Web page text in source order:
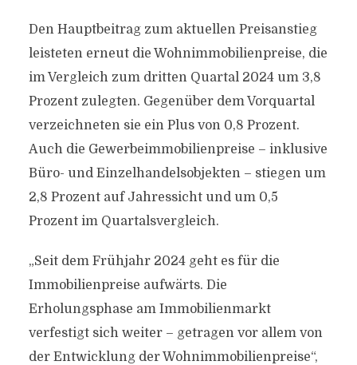
Den Hauptbeitrag zum aktuellen Preisanstieg
leisteten erneut die Wohnimmobilienpreise, die
im Vergleich zum dritten Quartal 2024 um 3,8
Prozent zulegten. Gegenüber dem Vorquartal
verzeichneten sie ein Plus von 0,8 Prozent.
Auch die Gewerbeimmobilienpreise – inklusive
Büro- und Einzelhandelsobjekten – stiegen um
2,8 Prozent auf Jahressicht und um 0,5
Prozent im Quartalsvergleich.
„Seit dem Frühjahr 2024 geht es für die
Immobilienpreise aufwärts. Die
Erholungsphase am Immobilienmarkt
verfestigt sich weiter – getragen vor allem von
der Entwicklung der Wohnimmobilienpreise“,